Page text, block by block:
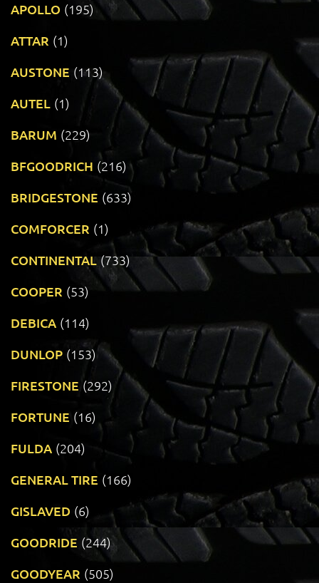
APOLLO (195)
ATTAR (1)
AUSTONE (113)
AUTEL (1)
BARUM (229)
BFGOODRICH (216)
BRIDGESTONE (633)
COMFORCER (1)
CONTINENTAL (733)
COOPER (53)
DEBICA (114)
DUNLOP (153)
FIRESTONE (292)
FORTUNE (16)
FULDA (204)
GENERAL TIRE (166)
GISLAVED (6)
GOODRIDE (244)
GOODYEAR (505)